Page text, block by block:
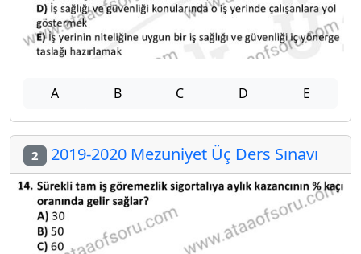
A B C D E
2 2019-2020 Mezuniyet Üç Ders Sınavı